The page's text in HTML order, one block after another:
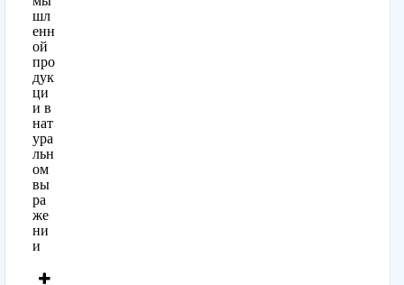
шл
енн
ой
про
дук
ци
и в
нат
ура
льн
ом
вы
ра
же
ни
и